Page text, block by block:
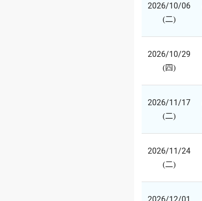
2026/10/06
(二)
2026/10/29
(四)
2026/11/17
(二)
2026/11/24
(二)
2026/12/01